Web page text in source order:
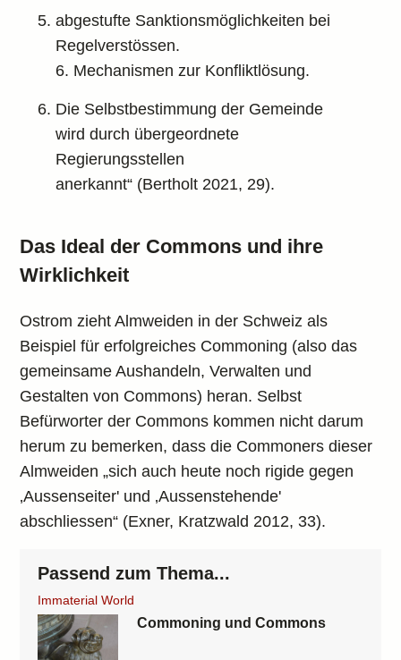
abgestufte Sanktionsmöglichkeiten bei
Regelverstössen.
6. Mechanismen zur Konfliktlösung.
Die Selbstbestimmung der Gemeinde
wird durch übergeordnete
Regierungsstellen
anerkannt“ (Bertholt 2021, 29).
Das Ideal der Commons und ihre
Wirklichkeit
Ostrom zieht Almweiden in der Schweiz als
Beispiel für erfolgreiches Commoning (also das
gemeinsame Aushandeln, Verwalten und
Gestalten von Commons) heran. Selbst
Befürworter der Commons kommen nicht darum
herum zu bemerken, dass die Commoners dieser
Almweiden „sich auch heute noch rigide gegen
‚Aussenseiter' und ‚Aussenstehende'
abschliessen“ (Exner, Kratzwald 2012, 33).
Passend zum Thema...
Immaterial World
Commoning und Commons